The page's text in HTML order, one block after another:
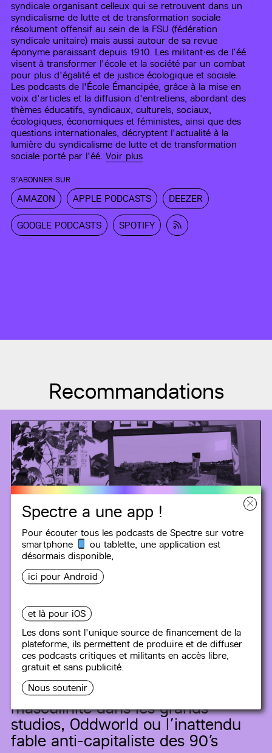
Spectre a une app !
Pour écouter tous les podcasts de Spectre sur votre
smartphone
ou tablette, uneapplication est
désormais disponible,
ici pour Android
et là pour iOS
Les dons sont l'unique source de financement de la
plateforme, ils permettent de produire et de diffuser
ces podcasts critiques et militants en accès libre,
gratuit et sans publicité.
Nous soutenir
syndicale organisant celleux qui se retrouvent dans un
syndicalisme de lutte et de transformation sociale
résolument offensif au sein de la FSU (fédération
syndicale unitaire) mais aussi autour de sa revue
éponyme paraissant depuis 1910. Les militant·es de l’éé
visent à transformer l'école et la société par un combat
pour plus d'égalité et de justice écologique et sociale.
Les podcasts de l'École Émancipée, grâce à la mise en
voix d'articles et la diffusion d'entretiens, abordant des
thèmes éducatifs, syndicaux, culturels, sociaux,
écologiques, économiques et féministes, ainsi que des
questions internationales, décryptent l'actualité à la
lumière du syndicalisme de lutte et de transformation
sociale porté par l'éé.Voir plus
S’ABONNER SUR
AMAZON APPLE PODCASTS DEEZER
GOOGLE PODCASTS SPOTIFY
Recommandations
GAMING ET POLITIQUE
#4[Archive] Les jeux indé, la
masculinité dans les grands
studios, Oddworld ou l’inattendu
fable anti-capitaliste des 90’s